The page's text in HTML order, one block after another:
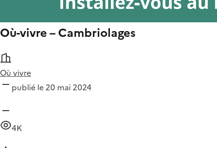
Où-vivre – Cambriolages
Où vivre
publié le 20 mai 2024
4K